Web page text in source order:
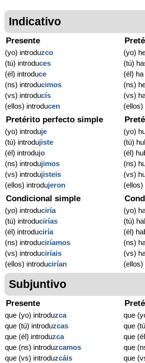
Indicativo
Presente
(yo) introduzco
(tú) introduces
(él) introduce
(ns) introducimos
(vs) introducís
(ellos) introducen
(yo)
(tú)
(él)
(ns)
(vs)
(ellos)
Pretérito perfecto simple
(yo) introduje
(tú) introdujiste
(él) introdujo
(ns) introdujimos
(vs) introdujisteis
(ellos) introdujeron
(yo)
(tú)
(él)
(ns)
(vs)
(ellos)
Condicional simple
(yo) introduciría
(tú) introducirías
(él) introduciría
(ns) introduciríamos
(vs) introduciríais
(ellos) introducirían
(yo)
(tú)
(él)
(ns)
(vs)
(ellos)
Subjuntivo
Presente
que (yo) introduzca
que (tú) introduzcas
que (él) introduzca
que (ns) introduzcamos
que (vs) introduzcáis
que
que
que
que
que